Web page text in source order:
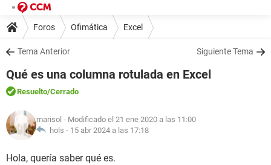
Foros Ofimática Excel
Tema Anterior Siguiente Tema
Qué es una columna rotulada en Excel
Resuelto/Cerrado
marisol - Modificado el 21 ene 2020 a las 11:00
hols - 15 abr 2024 a las 17:18
Hola, quería saber qué es.